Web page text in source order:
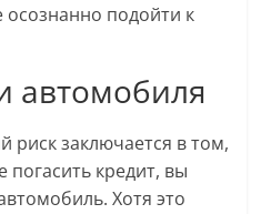
подойти к
автомобиля
риск заключается в том,
погасить кредит, вы
Хотя это